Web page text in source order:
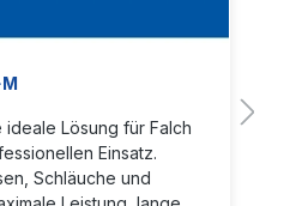
Lösung für Falch
Einsatz.
Schläuche und